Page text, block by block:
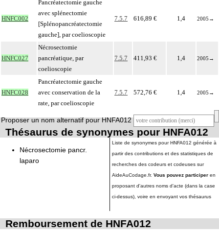
HNFC002
Pancréatectomie gauche
avec splénectomie
[Splénopancréatectomie
gauche], par coelioscopie
7.5.7 616,89 € 1,4 2005 →
HNFC027
Nécrosectomie
pancréatique, par
coelioscopie
7.5.7 411,93 € 1,4 2005 →
HNFC028
Pancréatectomie gauche
avec conservation de la
rate, par coelioscopie
7.5.7 572,76 € 1,4 2005 →
Proposer un nom alternatif pour HNFA012
Thésaurus de synonymes pour HNFA012
Nécrosectomie pancr.
laparo
Liste de synonymes pour HNFA012 générée à
partir des contributions et des statistiques de
recherches des codeurs et codeuses sur
AideAuCodage.fr. Vous pouvez participer en
proposant d'autres noms d'acte (dans la case
ci-dessus), voire en envoyant vos thésaurus
Remboursement de HNFA012